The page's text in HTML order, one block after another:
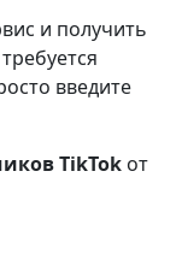
и получить
введите
TikTok от